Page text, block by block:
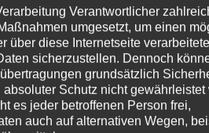
von
Anwendungsfälle, in welchen
der Brennstoffzellentechnologie.
Startups und Unternehmen.
Verantwortlicher
umgesetzt, um einen
über diese Internetseite
sicherzustellen. Dennoch
grundsätzlich
Schutz nicht gewährleistet
es jeder betroffenen Person frei,
auch auf alternativen Wegen,